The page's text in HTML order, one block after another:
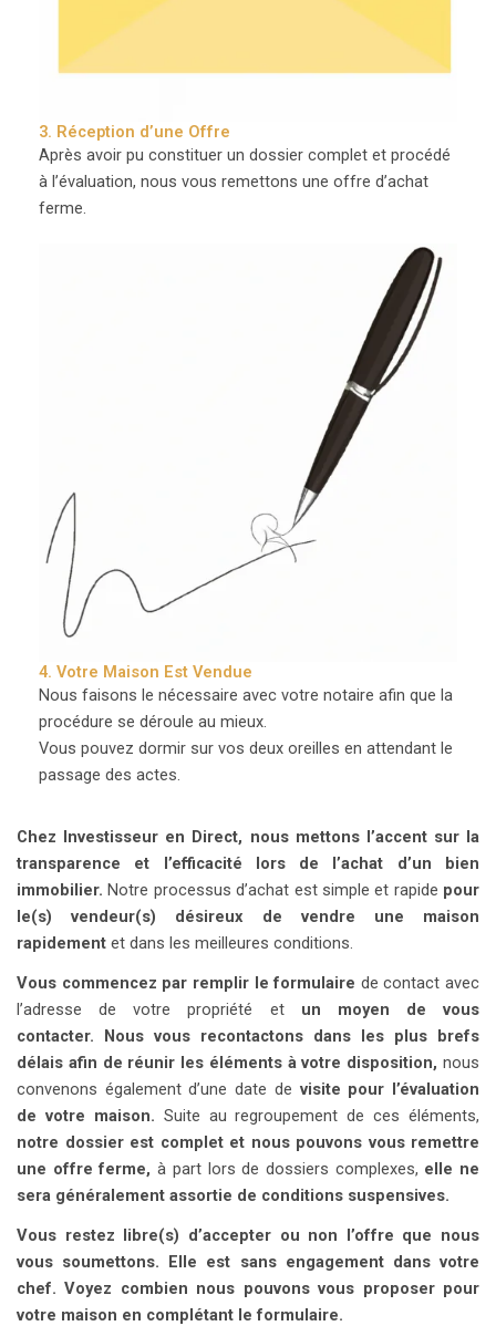
3. Réception d’une Offre
Après avoir pu constituer un dossier complet et procédé
à l’évaluation, nous vous remettons une offre d’achat
ferme.
4. Votre Maison Est Vendue
Nous faisons le nécessaire avec votre notaire afin que la
procédure se déroule au mieux.
Vous pouvez dormir sur vos deux oreilles en attendant le
passage des actes.
Chez Investisseur en Direct, nous mettons l’accent sur la
transparence et l’efficacité lors de l’achat d’un bien
immobilier. Notre processus d’achat est simple et rapide pour
le(s) vendeur(s) désireux de vendre une maison
rapidement et dans les meilleures conditions.
Vous commencez par remplir le formulaire de contact avec
l’adresse de votre propriété et un moyen de vous
contacter.
Nous vous recontactons dans les plus brefs
délais afin de réunir les éléments à votre disposition, nous
convenons également d’une date de visite pour l’évaluation
de votre maison. Suite au regroupement de ces éléments,
notre dossier est complet et nous pouvons vous remettre
une offre ferme, à part lors de dossiers complexes, elle ne
sera généralement assortie de conditions suspensives.
Vous restez libre(s) d’accepter ou non l’offre que nous
vous soumettons. Elle est sans engagement dans votre
chef. Voyez combien nous pouvons vous proposer pour
votre maison en complétant le formulaire.